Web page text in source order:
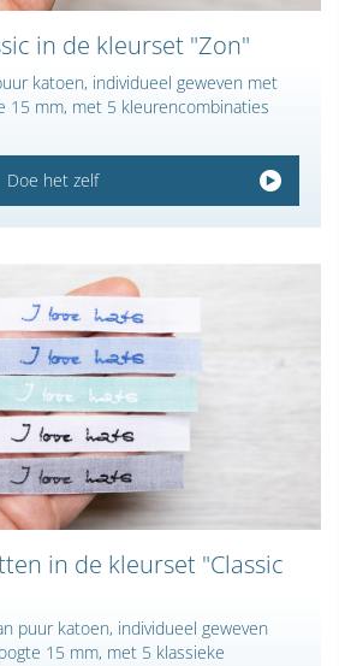
in de kleurset "Zon"
katoen, individueel geweven met
15 mm, met 5 kleurencombinaties
Doe het zelf
in de kleurset "Classic
puur katoen, individueel geweven
15 mm, met 5 klassieke